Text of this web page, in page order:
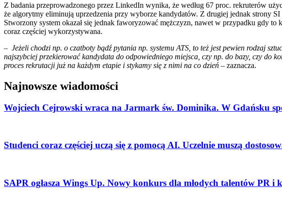
Z badania przeprowadzonego przez LinkedIn wynika, że według 67 proc. rekruterów
że algorytmy eliminują uprzedzenia przy wyborze kandydatów. Z drugiej jednak strony
Stworzony system okazał się jednak faworyzować mężczyzn, nawet w przypadku gdy
coraz częściej wykorzystywana.
– Jeżeli chodzi np. o czatboty bądź pytania np. systemu ATS, to też jest pewien rodzaj
najszybciej przekierować kandydata do odpowiedniego miejsca, czy np. do bazy, czy do
proces rekrutacji już na każdym etapie i stykamy się z nimi na co dzień – zaznacza.
Najnowsze wiadomości
Wojciech Cejrowski wraca na Jarmark św. Dominika. W Gdańsku
Studenci coraz częściej uczą się z pomocą AI. Uczelnie muszą
SAPR ogłasza Wings Up. Nowy konkurs dla młodych talentów PR i